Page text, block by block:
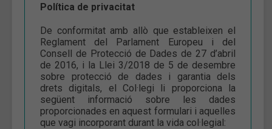
Política de privacitat
De conformitat amb allò que estableixen el
Reglament del Parlament Europeu i del
Consell de Protecció de Dades de 27 d’abril
de 2016, i la Llei 3/2018 de 5 de desembre
sobre protecció de dades i garantia dels
drets digitals, el Col·legi li proporciona la
següent informació sobre les dades
proporcionades en aquest formulari i aquelles
que vagi incorporant durant la vida col·legial: